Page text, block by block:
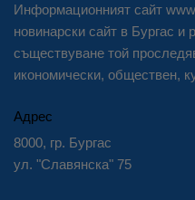
Информационният сайт
новинарски сайт в Бургас и
съществуване той
икономически, обществен,
Адрес
8000, гр. Бургас
ул. "Славянска" 75